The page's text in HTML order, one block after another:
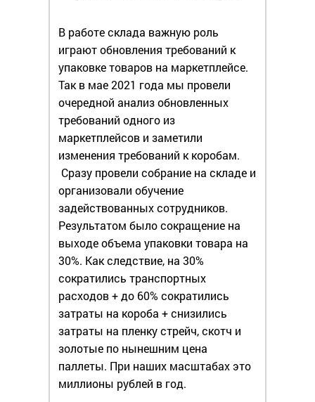
В работе склада важную роль
играют обновления требований к
упаковке товаров на маркетплейсе.
Так в мае 2021 года мы провели
очередной анализ обновленных
требований одного из
маркетплейсов и заметили
изменения требований к коробам.
Сразу провели собрание на складе и
организовали обучение
задействованных сотрудников.
Результатом было сокращение на
выходе объема упаковки товара на
30%. Как следствие, на 30%
сократились транспортных
расходов + до 60% сократились
затраты на короба + снизились
затраты на пленку стрейч, скотч и
золотые по нынешним цена
паллеты. При наших масштабах это
миллионы рублей в год.